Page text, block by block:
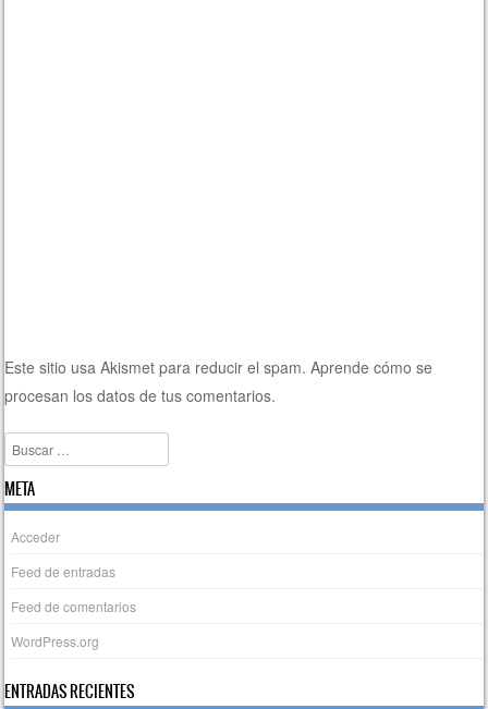
Este sitio usa Akismet para reducir el spam.Aprende cómo se
procesan los datos de tus comentarios.
Buscar
META
Acceder
Feed de entradas
Feed de comentarios
WordPress.org
ENTRADAS RECIENTES